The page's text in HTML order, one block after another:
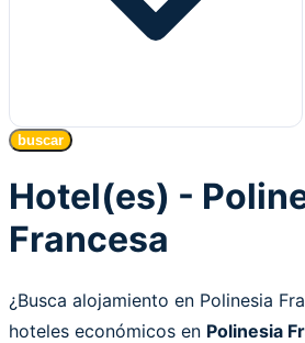
buscar
Hotel(es) -
Francesa
¿Busca alojamiento en Polinesia
hoteles económicos en Polinesia